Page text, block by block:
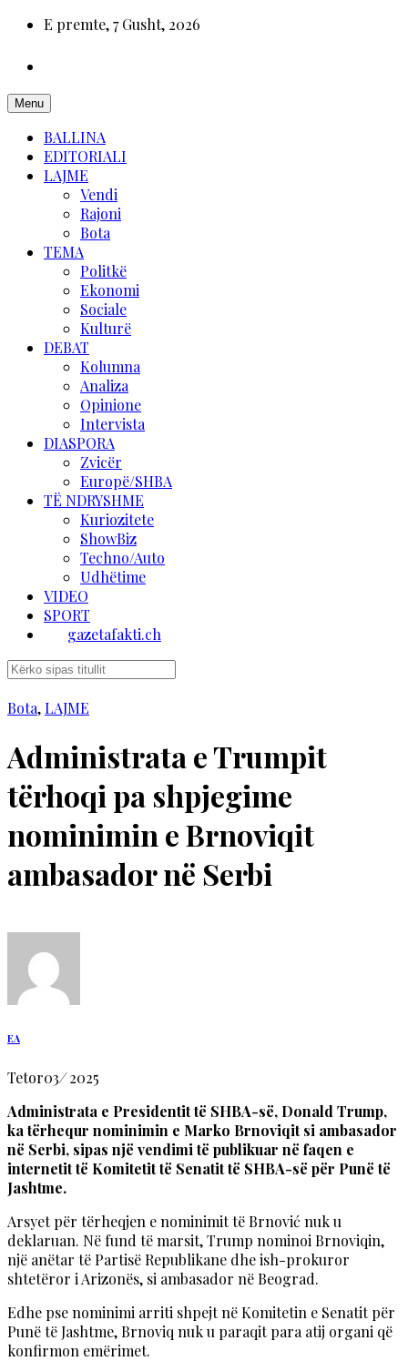
E premte, 7 Gusht, 2026
Menu
BALLINA
EDITORIALI
LAJME
Vendi
Rajoni
Bota
TEMA
Politkë
Ekonomi
Sociale
Kulturë
DEBAT
Kolumna
Analiza
Opinione
Intervista
DIASPORA
Zvicër
Europë/SHBA
TË NDRYSHME
Kuriozitete
ShowBiz
Techno/Auto
Udhëtime
VIDEO
SPORT
gazetafakti.ch
Bota,LAJME
Administrata e Trumpit
tërhoqi pa shpjegime
nominimin e Brnoviqit
ambasador në Serbi
EA
Tetor03/2025
Administrata e Presidentit të SHBA-së, Donald Trump,
ka tërhequr nominimin e Marko Brnoviqit si ambasador
në Serbi, sipas një vendimi të publikuar në faqen e
internetit të Komitetit të Senatit të SHBA-së për Punë të
Jashtme.
Arsyet për tërheqjen e nominimit të Brnović nuk u
deklaruan. Në fund të marsit, Trump nominoi Brnoviqin,
një anëtar të Partisë Republikane dhe ish-prokuror
shtetëror i Arizonës, si ambasador në Beograd.
Edhe pse nominimi arriti shpejt në Komitetin e Senatit për
Punë të Jashtme, Brnoviq nuk u paraqit para atij organi që
konfirmon emërimet.